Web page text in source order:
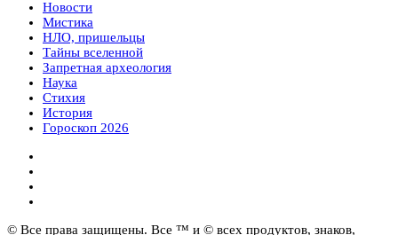
Новости
Мистика
НЛО, пришельцы
Тайны вселенной
Запретная археология
Наука
Стихия
История
Гороскоп 2026
© Все права защищены. Все ™ и © всех продуктов, знаков,